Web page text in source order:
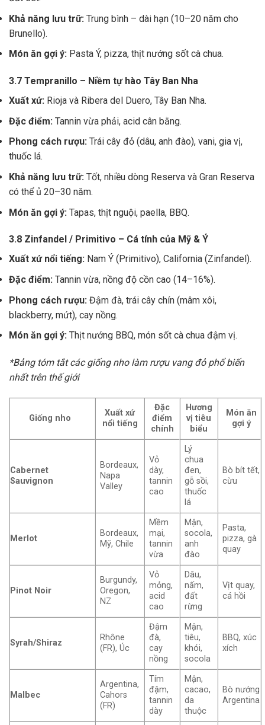
Khả năng lưu trữ: Trung bình – dài hạn (10–20 năm cho
Brunello).
Món ăn gợi ý: Pasta Ý, pizza, thịt nướng sốt cà chua.
3.7 Tempranillo – Niềm tự hào Tây Ban Nha
Xuất xứ: Rioja và Ribera del Duero, Tây Ban Nha.
Đặc điểm: Tannin vừa phải, acid cân bằng.
Phong cách rượu: Trái cây đỏ (dâu, anh đào), vani, gia vị,
thuốc lá.
Khả năng lưu trữ: Tốt, nhiều dòng Reserva và Gran Reserva
có thể ủ 20–30 năm.
Món ăn gợi ý: Tapas, thịt nguội, paella, BBQ.
3.8 Zinfandel / Primitivo – Cá tính của Mỹ & Ý
Xuất xứ nổi tiếng: Nam Ý (Primitivo), California (Zinfandel).
Đặc điểm: Tannin vừa, nồng độ cồn cao (14–16%).
Phong cách rượu: Đậm đà, trái cây chín (mâm xôi,
blackberry, mứt), cay nồng.
Món ăn gợi ý: Thịt nướng BBQ, món sốt cà chua đậm vị.
*Bảng tóm tắt các giống nho làm rượu vang đỏ phổ biến
nhất trên thế giới
Giống nho
Xuất xứ
nổi tiếng
Đặc
điểm
chính
Hương
vị tiêu
biểu
Món ăn
gợi ý
Cabernet
Sauvignon
Bordeaux,
Napa
Valley
Vỏ
dày,
tannin
cao
Lý
chua
đen,
gỗ sồi,
thuốc
lá
Bò bít tết,
cừu
Merlot
Bordeaux,
Mỹ, Chile
Mềm
mại,
tannin
vừa
Mận,
socola,
anh
đào
Pasta,
pizza, gà
quay
Pinot Noir
Burgundy,
Oregon,
NZ
Vỏ
mỏng,
acid
cao
Dâu,
nấm,
đất
rừng
Vịt quay,
cá hồi
Syrah/Shiraz
Rhône
(FR), Úc
Đậm
đà,
cay
nồng
Mận,
tiêu,
khói,
socola
BBQ, xúc
xích
Malbec
Argentina,
Cahors
(FR)
Tím
đậm,
tannin
dày
Mận,
cacao,
da
thuộc
Bò nướng
Argentina